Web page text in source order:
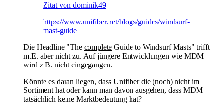
Zitat von dominik49
https://www.unifiber.net/blogs/guides/windsurf-
mast-guide
Die Headline "The complete Guide to Windsurf Masts" trifft
m.E. aber nicht zu. Auf jüngere Entwicklungen wie MDM
wird z.B. nicht eingegangen.
Könnte es daran liegen, dass Unifiber die (noch) nicht im
Sortiment hat oder kann man davon ausgehen, dass MDM
tatsächlich keine Marktbedeutung hat?